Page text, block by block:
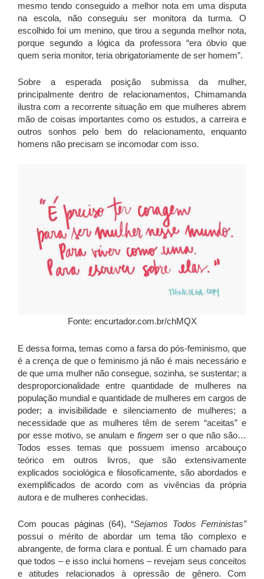
mesmo tendo conseguido a melhor nota em uma disputa
na escola, não conseguiu ser monitora da turma. O
escolhido foi um menino, que tirou a segunda melhor nota,
porque segundo a lógica da professora “era óbvio que
quem seria monitor, teria obrigatoriamente de ser homem”.
Sobre a esperada posição submissa da mulher,
principalmente dentro de relacionamentos, Chimamanda
ilustra com a recorrente situação em que mulheres abrem
mão de coisas importantes como os estudos, a carreira e
outros sonhos pelo bem do relacionamento, enquanto
homens não precisam se incomodar com isso.
Fonte: encurtador.com.br/chMQX
E dessa forma, temas como a farsa do pós-feminismo, que
é a crença de que o feminismo já não é mais necessário e
de que uma mulher não consegue, sozinha, se sustentar; a
desproporcionalidade entre quantidade de mulheres na
população mundial e quantidade de mulheres em cargos de
poder; a invisibilidade e silenciamento de mulheres; a
necessidade que as mulheres têm de serem “aceitas” e
por esse motivo, se anulam e fingem ser o que não são…
Todos esses temas que possuem imenso arcabouço
teórico em outros livros, que são extensivamente
explicados sociológica e filosoficamente, são abordados e
exemplificados de acordo com as vivências da própria
autora e de mulheres conhecidas.
Com poucas páginas (64), “Sejamos Todos Feministas”
possui o mérito de abordar um tema tão complexo e
abrangente, de forma clara e pontual. É um chamado para
que todos – e isso inclui homens – revejam seus conceitos
e atitudes relacionados à opressão de gênero. Com